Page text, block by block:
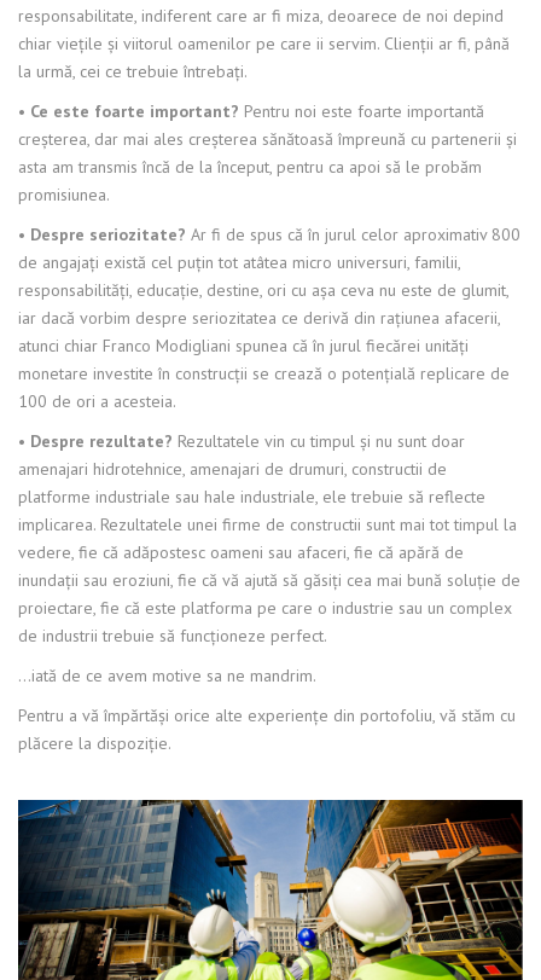
responsabilitate, indiferent care ar fi miza, deoarece de noi depind
chiar vieţile şi viitorul oamenilor pe care ii servim. Clienţii ar fi, până
la urmă, cei ce trebuie întrebaţi.
• Ce este foarte important? Pentru noi este foarte importantă
creşterea, dar mai ales creşterea sănătoasă împreună cu partenerii şi
asta am transmis încă de la început, pentru ca apoi să le probăm
promisiunea.
• Despre seriozitate? Ar fi de spus că în jurul celor aproximativ 800
de angajaţi există cel puţin tot atâtea micro universuri, familii,
responsabilităţi, educaţie, destine, ori cu aşa ceva nu este de glumit,
iar dacă vorbim despre seriozitatea ce derivă din raţiunea afacerii,
atunci chiar Franco Modigliani spunea că în jurul fiecărei unităţi
monetare investite în construcţii se crează o potenţială replicare de
100 de ori a acesteia.
• Despre rezultate? Rezultatele vin cu timpul şi nu sunt doar
amenajari hidrotehnice, amenajari de drumuri, constructii de
platforme industriale sau hale industriale, ele trebuie să reflecte
implicarea. Rezultatele unei firme de constructii sunt mai tot timpul la
vedere, fie că adăpostesc oameni sau afaceri, fie că apără de
inundaţii sau eroziuni, fie că vă ajută să găsiţi cea mai bună soluţie de
proiectare, fie că este platforma pe care o industrie sau un complex
de industrii trebuie să funcţioneze perfect.
…iată de ce avem motive sa ne mandrim.
Pentru a vă împărtăşi orice alte experienţe din portofoliu, vă stăm cu
plăcere la dispoziţie.